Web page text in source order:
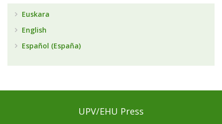
Euskara
English
Español (España)
UPV/EHU Press